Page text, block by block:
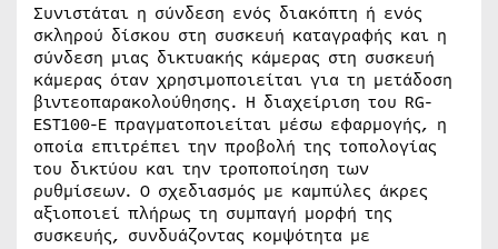
Συνιστάται η σύνδεση ενός διακόπτη ή ενός
σκληρού δίσκου στη συσκευή καταγραφής και η
σύνδεση μιας δικτυακής κάμερας στη συσκευή
κάμερας όταν χρησιμοποιείται για τη μετάδοση
βιντεοπαρακολούθησης. Η διαχείριση του RG-
EST100-E πραγματοποιείται μέσω εφαρμογής, η
οποία επιτρέπει την προβολή της τοπολογίας
του δικτύου και την τροποποίηση των
ρυθμίσεων. Ο σχεδιασμός με καμπύλες άκρες
αξιοποιεί πλήρως τη συμπαγή μορφή της
συσκευής, συνδυάζοντας κομψότητα με